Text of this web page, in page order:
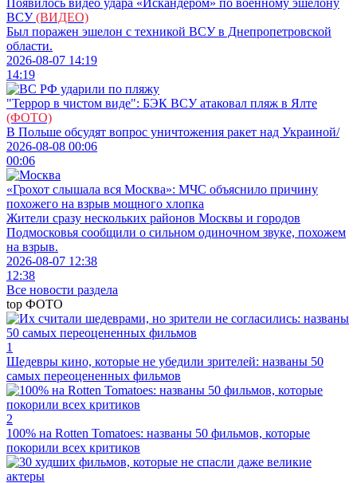
Появилось видео удара «Искандером» по военному эшелону
ВСУ(ВИДЕО)
Был поражен эшелон с техникой ВСУ в Днепропетровской
области.
2026-08-07 14:19
14:19
"Террор в чистом виде": БЭК ВСУ атаковал пляж в Ялте
(ФОТО)
В Польше обсудят вопрос уничтожения ракет над Украиной/
2026-08-08 00:06
00:06
«Грохот слышала вся Москва»: МЧС объяснило причину
похожего на взрыв мощного хлопка
Жители сразу нескольких районов Москвы и городов
Подмосковья сообщили о сильном одиночном звуке, похожем
на взрыв.
2026-08-07 12:38
12:38
Все новости раздела
top ФОТО
1
Шедевры кино, которые не убедили зрителей: названы 50
самых переоцененных фильмов
2
100% на Rotten Tomatoes: названы 50 фильмов, которые
покорили всех критиков